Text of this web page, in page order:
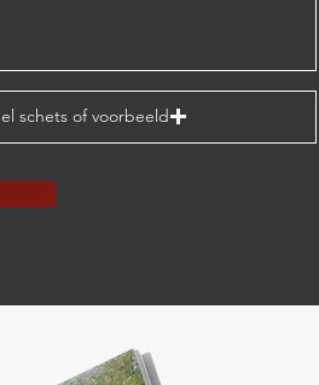
schets of voorbeeld